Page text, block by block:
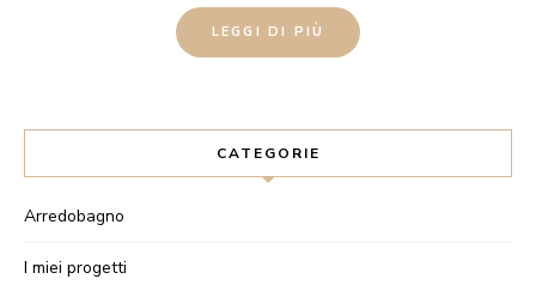
LEGGI DI PIÙ
CATEGORIE
Arredobagno
I miei progetti